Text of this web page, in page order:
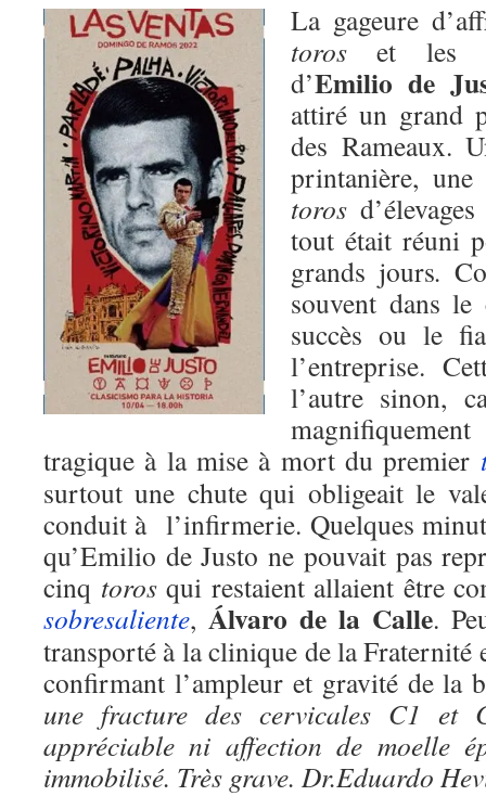
La gageure
toros et les
d’Emilio de
attiré un grand
des Rameaux.
printanière,
toros
tout était réuni
grands jours.
souvent dans
succès ou le
l’entreprise.
l’autre sinon,
tragique à la mise à mort du premier
surtout une chute qui obligeait le
conduit à l’infirmerie. Quelques
qu’Emilio de Justo ne pouvait pas
cinq torosqui restaient allaient être
sobresaliente, Álvaro de la Calle.
transporté à la clinique de la
confirmant l’ampleur et gravité de la
une fracture des cervicales C1 et
appréciable ni affection de moelle
immobilisé. Très grave. Dr.Eduardo